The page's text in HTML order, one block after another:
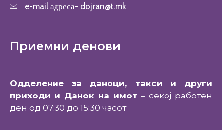
e-mail адреса- dojran@t.mk
Приемни денови
Одделение за даноци, такси и други
приходи и Данок на имот– секој работен
ден од 07:30 до 15:30 часот